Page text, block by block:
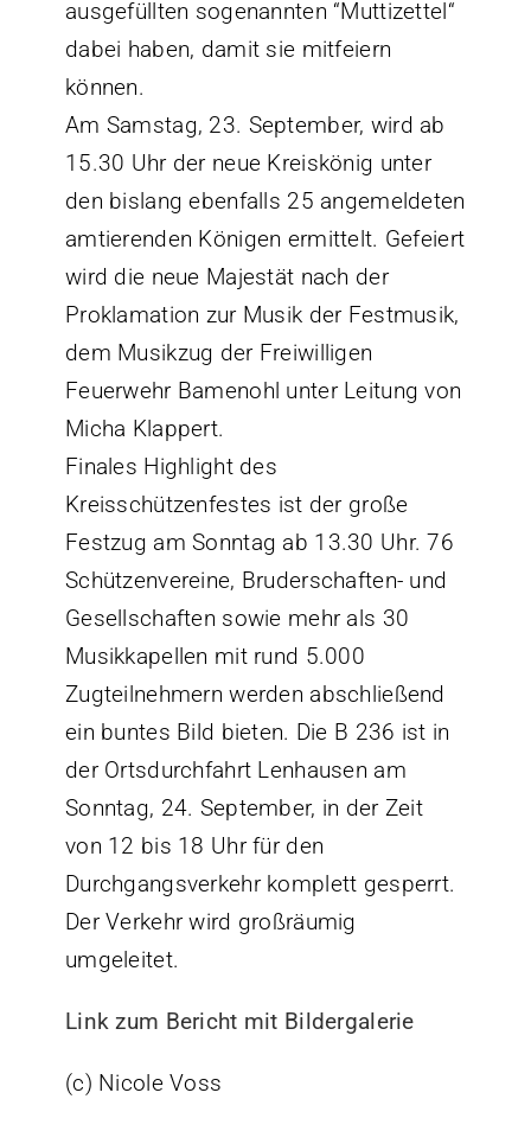
ausgefüllten sogenannten “Muttizettel“
dabei haben, damit sie mitfeiern
können.
Am Samstag, 23. September, wird ab
15.30 Uhr der neue Kreiskönig unter
den bislang ebenfalls 25 angemeldeten
amtierenden Königen ermittelt. Gefeiert
wird die neue Majestät nach der
Proklamation zur Musik der Festmusik,
dem Musikzug der Freiwilligen
Feuerwehr Bamenohl unter Leitung von
Micha Klappert.
Finales Highlight des
Kreisschützenfestes ist der große
Festzug am Sonntag ab 13.30 Uhr. 76
Schützenvereine, Bruderschaften- und
Gesellschaften sowie mehr als 30
Musikkapellen mit rund 5.000
Zugteilnehmern werden abschließend
ein buntes Bild bieten. Die B 236 ist in
der Ortsdurchfahrt Lenhausen am
Sonntag, 24. September, in der Zeit
von 12 bis 18 Uhr für den
Durchgangsverkehr komplett gesperrt.
Der Verkehr wird großräumig
umgeleitet.
Link zum Bericht mit Bildergalerie
(c) Nicole Voss